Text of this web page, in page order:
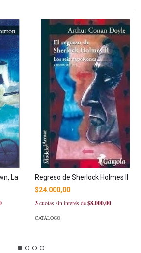
La
Regreso de Sherlock Holmes II
$24.000,00
3cuotas sin interés de$8.000,00
CATÁLOGO